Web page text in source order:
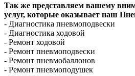
Так же представляем вашему
услуг, которые оказывает наш
- Диагностика пневмоподвески
- Диагностика ходовой
- Ремонт ходовой
- Ремонт пневмоподвески
- Ремонт пневмобаллонов
- Ремонт пневмоподушек